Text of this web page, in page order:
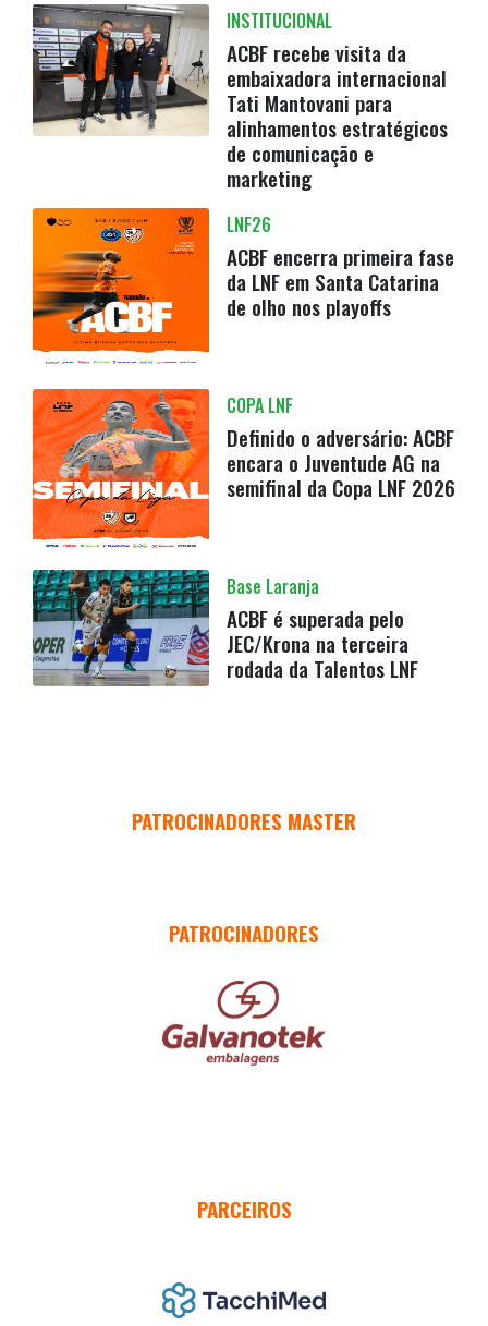
INSTITUCIONAL
ACBF recebe visita da
embaixadora internacional
Tati Mantovani para
alinhamentos estratégicos
de comunicação e
marketing
LNF26
ACBF encerra primeira fase
da LNF em Santa Catarina
de olho nos playoffs
COPA LNF
Definido o adversário: ACBF
encara o Juventude AG na
semifinal da Copa LNF 2026
Base Laranja
ACBF é superada pelo
JEC/Krona na terceira
rodada da Talentos LNF
PATROCINADORES MASTER
PATROCINADORES
PARCEIROS